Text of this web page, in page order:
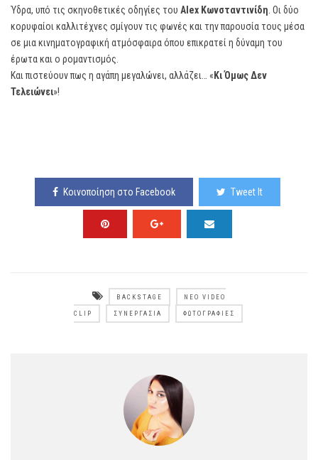
Ύδρα, υπό τις σκηνοθετικές οδηγίες του Alex Κωνσταντινίδη . Οι δύο
κορυφαίοι καλλιτέχνες σμίγουν τις φωνές και την παρουσία τους μέσα
σε μια κινηματογραφική ατμόσφαιρα όπου επικρατεί η δύναμη του
έρωτα και ο ρομαντισμός.
Και πιστεύουν πως η αγάπη μεγαλώνει, αλλάζει… «Κι Όμως Δεν
Τελειώνει»!
Κοινοποίηση στο Facebook Tweet It
BACKSTAGE ΝΈΟ VIDEO
CLIP ΣΥΝΕΡΓΑΣΊΑ ΦΩΤΟΓΡΑΦΊΕΣ